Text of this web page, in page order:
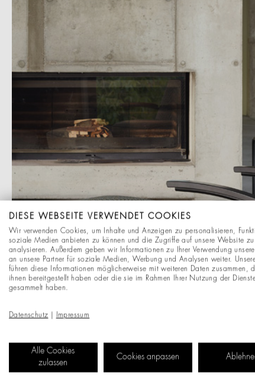
DIESE WEBSEITE VERWENDET COOKIES
Wir verwenden Cookies, um Inhalte und Anzeigen zu personalisieren,
soziale Medien anbieten zu können und die Zugriffe auf unsere Website zu
analysieren. Außerdem geben wir Informationen zu Ihrer Verwendung
an unsere Partner für soziale Medien, Werbung und Analysen weiter.
führen diese Informationen möglicherweise mit weiteren Daten zusammen,
ihnen bereitgestellt haben oder die sie im Rahmen Ihrer Nutzung der
gesammelt haben.
Datenschutz Impressum
Alle Cookies
zulassen
Cookies anpassen